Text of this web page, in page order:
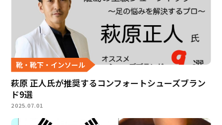
靴・靴下・インソール
萩原 正人氏が推奨するコンフォートシューズブラン
ド9選
2025.07.01